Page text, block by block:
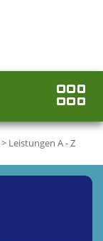
> Leistungen A - Z